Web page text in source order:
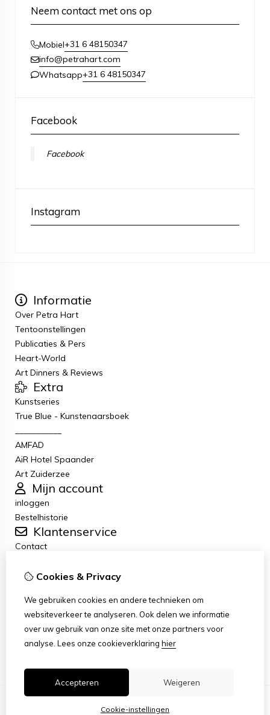
Neem contact met ons op
Mobiel+31 6 48150347
info@petrahart.com
Whatsapp+31 6 48150347
Facebook
Facebook
Instagram
Informatie
Over Petra Hart
Tentoonstellingen
Publicaties & Pers
Heart-World
Art Dinners & Reviews
Extra
Kunstseries
True Blue - Kunstenaarsboek
AMFAD
AiR Hotel Spaander
Art Zuiderzee
Mijn account
inloggen
Bestelhistorie
Klantenservice
Contact
Algemene voorwaarden
Disclaimer
Disclaimer-e-mail
Copyright
Stichting Art Zuiderzee Route
Cookies & Privacy
We gebruiken cookies en andere technieken om
websiteverkeer te analyseren. Ook delen we informatie
over uw gebruik van onze site met onze partners voor
analyse. Lees onze cookieverklaring hier
Accepteren Weigeren
Cookie-instellingen